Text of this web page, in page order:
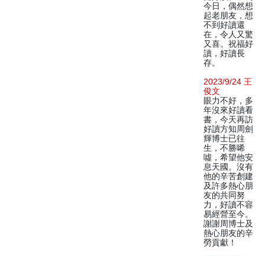
今日，偶然想
起老朋友，想
不到好讀還
在，令人又驚
又喜。祝福好
讀，好讀長
存。
2023/9/24 王
俊文
眼力不好，多
年沒來好讀看
書，今天再訪
好讀方知周劍
輝博士已往
生，不勝唏
噓，希望他安
息天國。沒有
他的辛苦創建
及許多熱心朋
友的共同努
力，好讀不容
易經營至今。
謝謝周博士及
熱心朋友的辛
勞貢獻！